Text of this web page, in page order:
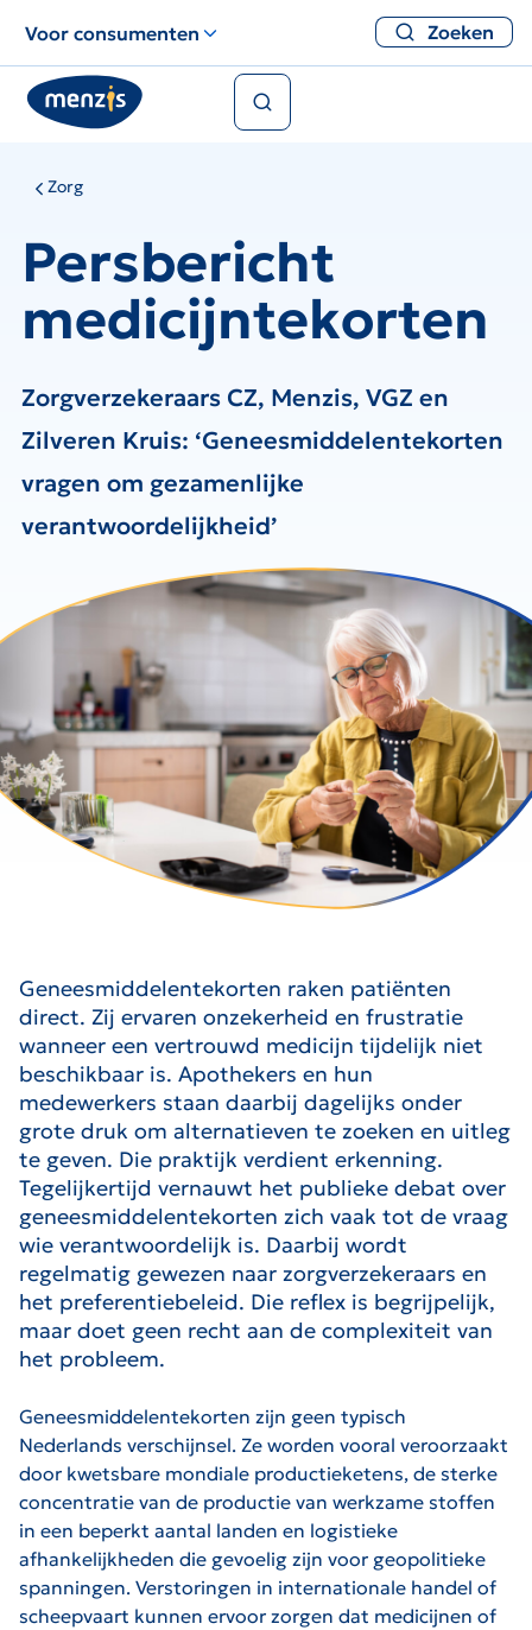
voor
snelle
navigatie
Voor consumenten Zoeken
Zorg
Persbericht
medicijntekorten
Zorgverzekeraars CZ, Menzis, VGZ en
Zilveren Kruis: ‘Geneesmiddelentekorten
vragen om gezamenlijke
verantwoordelijkheid’
Geneesmiddelentekorten raken patiënten
direct. Zij ervaren onzekerheid en frustratie
wanneer een vertrouwd medicijn tijdelijk niet
beschikbaar is. Apothekers en hun
medewerkers staan daarbij dagelijks onder
grote druk om alternatieven te zoeken en uitleg
te geven. Die praktijk verdient erkenning.
Tegelijkertijd vernauwt het publieke debat over
geneesmiddelentekorten zich vaak tot de vraag
wie verantwoordelijk is. Daarbij wordt
regelmatig gewezen naar zorgverzekeraars en
het preferentiebeleid. Die reflex is begrijpelijk,
maar doet geen recht aan de complexiteit van
het probleem.
Geneesmiddelentekorten zijn geen typisch
Nederlands verschijnsel. Ze worden vooral veroorzaakt
door kwetsbare mondiale productieketens, de sterke
concentratie van de productie van werkzame stoffen
in een beperkt aantal landen en logistieke
afhankelijkheden die gevoelig zijn voor geopolitieke
spanningen. Verstoringen in internationale handel of
scheepvaart kunnen ervoor zorgen dat medicijnen of